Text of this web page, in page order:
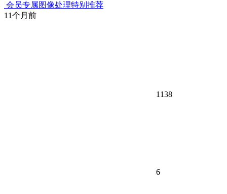
会员专属图像处理特别推荐
11个月前
1138
6